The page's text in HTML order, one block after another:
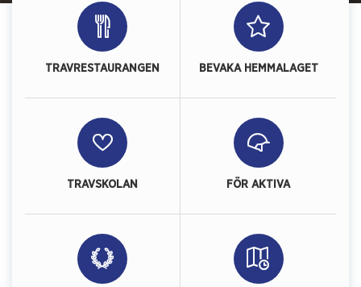
TRAVRESTAURANGEN BEVAKA HEMMALAGET
TRAVSKOLAN FÖR AKTIVA